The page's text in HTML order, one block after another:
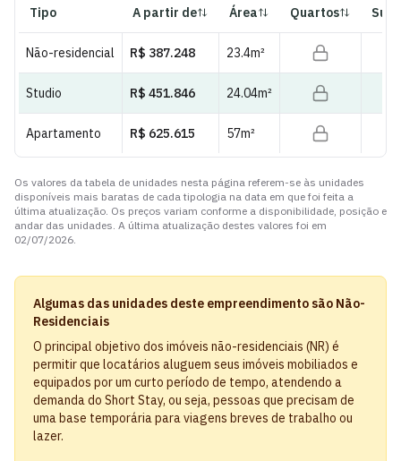
Tipo A partir de Área Quartos
Não-residencial R$ 387.248 23.4m²
Studio R$ 451.846 24.04m²
Apartamento R$ 625.615 57m²
Os valores da tabela de unidades nesta página referem-se às unidades
disponíveis mais baratas de cada tipologia na data em que foi feita a
última atualização. Os preços variam conforme a disponibilidade, posição e
andar das unidades. A última atualização destes valores foi em
02/07/2026.
Algumas das unidades deste empreendimento são Não-
Residenciais
O principal objetivo dos imóveis não-residenciais (NR) é
permitir que locatários aluguem seus imóveis mobiliados e
equipados por um curto período de tempo, atendendo a
demanda do Short Stay, ou seja, pessoas que precisam de
uma base temporária para viagens breves de trabalho ou
lazer.